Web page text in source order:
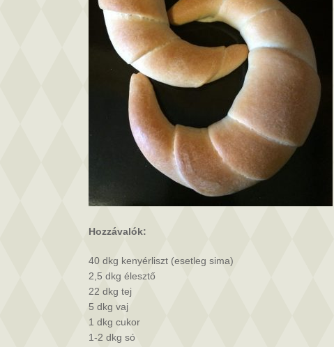
Hozzávalók:
40 dkg kenyérliszt (esetleg sima)
2,5 dkg élesztő
22 dkg tej
5 dkg vaj
1 dkg cukor
1-2 dkg só